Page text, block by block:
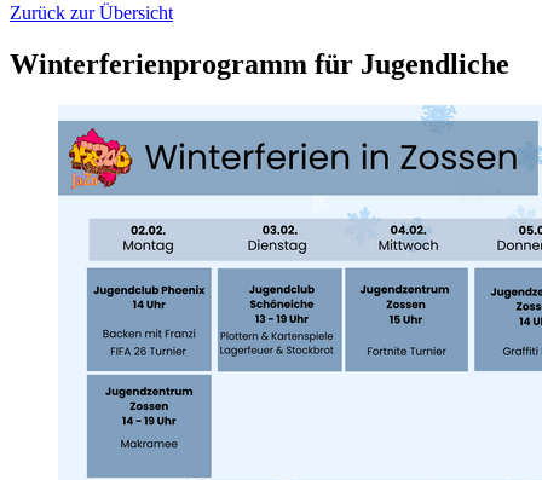
Zurück zur Übersicht
Winterferienprogramm für Jugendliche